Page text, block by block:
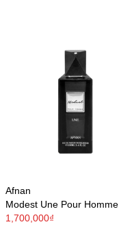
Afnan
Modest Une Pour Homme
1,700,000₫